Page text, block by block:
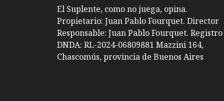
El Suplente, como no juega, opina.
Propietario: Juan Pablo Fourquet. Director
Responsable: Juan Pablo Fourquet. Registro
DNDA: RL-2024-06809881 Mazzini 164,
Chascomús, provincia de Buenos Aires